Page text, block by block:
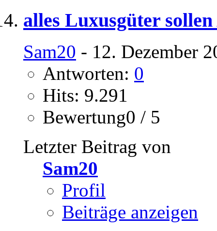
alles Luxusgüter
Sam20 - 12. Dezember
Antworten: 0
Hits: 9.291
Bewertung0 / 5
Letzter Beitrag von
Sam20
Profil
Beiträge anzeigen